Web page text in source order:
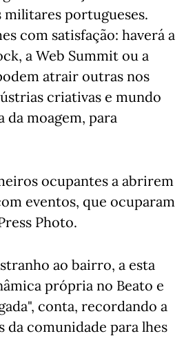
militares portugueses.
com satisfação: haverá a
a Web Summit ou a
atrair outras nos
criativas e mundo
da moagem, para
ocupantes a abrirem
eventos, que ocuparam
Photo.
ao bairro, a esta
própria no Beato e
conta, recordando a
comunidade para lhes